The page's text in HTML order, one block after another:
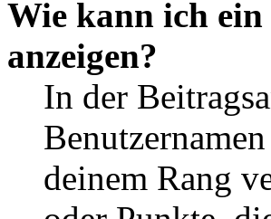
Wie kann ich
anzeigen?
In der
deinem Rang